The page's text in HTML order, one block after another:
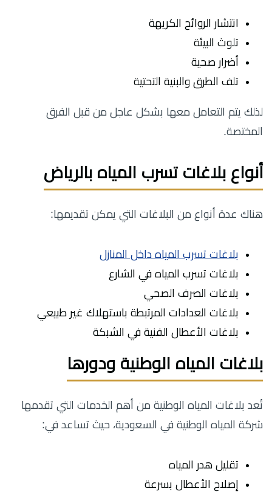
انتشار الروائح الكريهة
تلوث البيئة
أضرار صحية
تلف الطرق والبنية التحتية
لذلك يتم التعامل معها بشكل عاجل من قبل الفرق
المختصة.
أنواع بلاغات تسرب المياه بالرياض
هناك عدة أنواع من البلاغات التي يمكن تقديمها:
بلاغات تسرب المياه داخل المنازل
بلاغات تسرب المياه في الشارع
بلاغات الصرف الصحي
بلاغات العدادات المرتبطة باستهلاك غير طبيعي
بلاغات الأعطال الفنية في الشبكة
بلاغات المياه الوطنية ودورها
تُعد بلاغات المياه الوطنية من أهم الخدمات التي تقدمها
شركة المياه الوطنية في السعودية، حيث تساعد في:
تقليل هدر المياه
إصلاح الأعطال بسرعة